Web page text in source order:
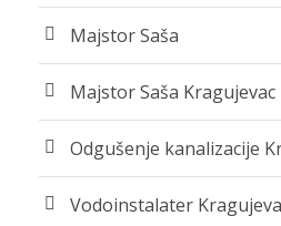
Majstor Saša
Majstor Saša Kragujevac
Odgušenje kanalizacije
Vodoinstalater